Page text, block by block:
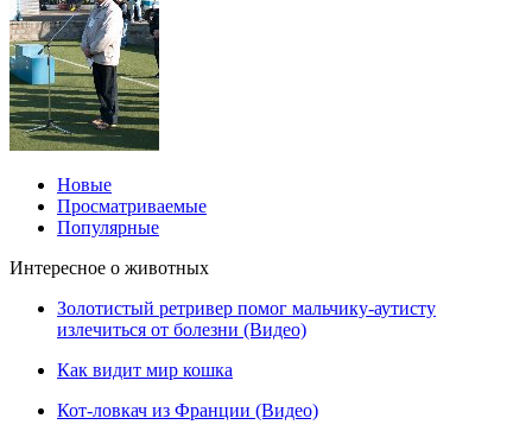
Новые
Просматриваемые
Популярные
Интересное о животных
Золотистый ретривер помог мальчику-аутисту
излечиться от болезни (Видео)
Как видит мир кошка
Кот-ловкач из Франции (Видео)